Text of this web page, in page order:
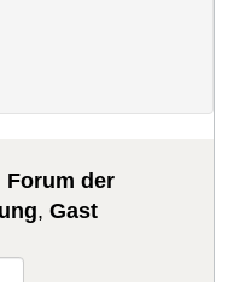
Forum der
,Gast